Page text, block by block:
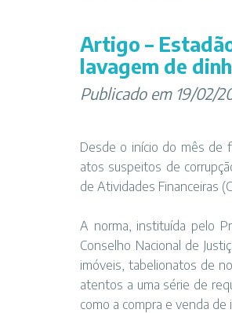
Artigo –
lavagem de
Publicado em 19/02/
Desde o início do mês de
atos suspeitos de
de Atividades Financeiras
A norma, instituída pelo
Conselho Nacional de
imóveis, tabelionatos de
atentos a uma série de
como a compra e venda